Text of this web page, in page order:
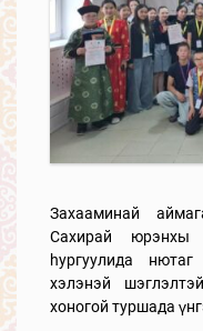
Захааминай
Сахирай юрэнхы
hургуулида
хэлэнэй
хоногой туршада